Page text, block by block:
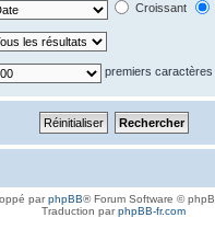
Croissant
premiers
parphpBB® Forum Software ©
Traduction parphpBB-fr.com